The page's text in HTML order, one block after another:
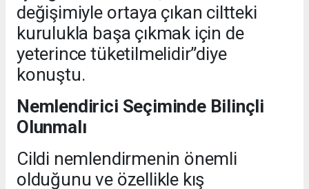
değişimiyle ortaya çıkan ciltteki
kurulukla başa çıkmak için de
yeterince tüketilmelidir”diye
konuştu.
Nemlendirici Seçiminde Bilinçli
Olunmalı
Cildi nemlendirmenin önemli
olduğunu ve özellikle kış